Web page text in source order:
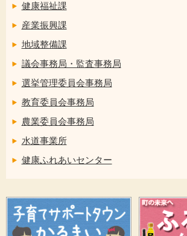
健康福祉課
産業振興課
地域整備課
議会事務局・監査事務局
選挙管理委員会事務局
教育委員会事務局
農業委員会事務局
水道事業所
健康ふれあいセンター